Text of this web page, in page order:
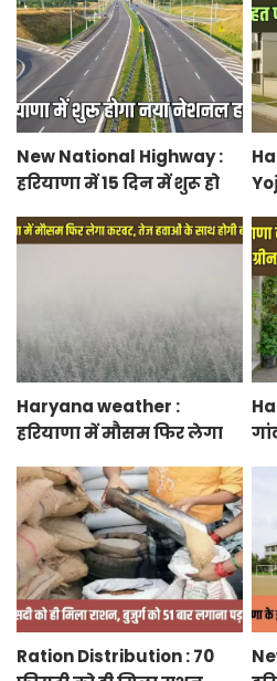
New National Highway :
हरियाणा में 15 दिन में शुरू हो
केएमपी से होगी सीधी
के
Haryana weather :
हरियाणा में मौसम फिर लेगा
होगी बारिश
Ration Distribution : 70